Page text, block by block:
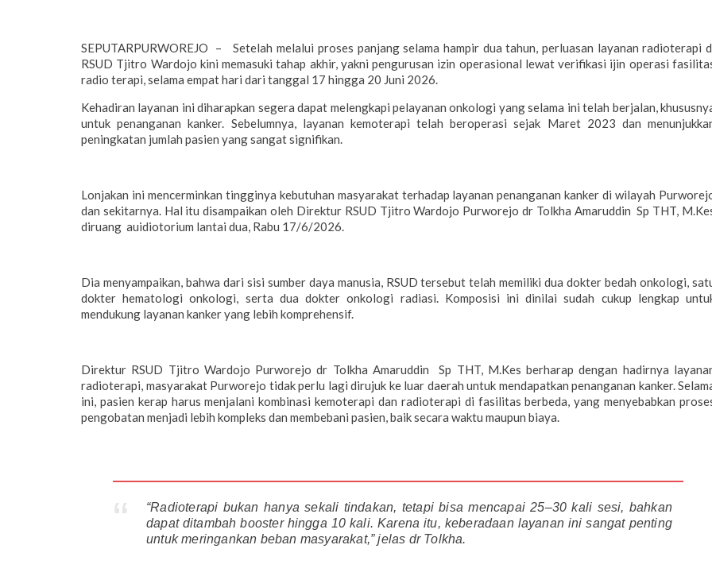
SEPUTARPURWOREJO – Setelah melalui proses panjang selama hampir dua tahun, perluasan layanan radioterapi
RSUD Tjitro Wardojo kini memasuki tahap akhir, yakni pengurusan izin operasional lewat verifikasi ijin operasi
radio terapi, selama empat hari dari tanggal 17 hingga 20 Juni 2026.
Kehadiran layanan ini diharapkan segera dapat melengkapi pelayanan onkologi yang selama ini telah berjalan,
untuk penanganan kanker. Sebelumnya, layanan kemoterapi telah beroperasi sejak Maret 2023 dan
peningkatan jumlah pasien yang sangat signifikan.
Lonjakan ini mencerminkan tingginya kebutuhan masyarakat terhadap layanan penanganan kanker di wilayah
dan sekitarnya. Hal itu disampaikan oleh Direktur RSUD Tjitro Wardojo Purworejo dr Tolkha Amaruddin Sp THT,
diruang auidiotorium lantai dua, Rabu 17/6/2026.
Dia menyampaikan, bahwa dari sisi sumber daya manusia, RSUD tersebut telah memiliki dua dokter bedah onkologi,
dokter hematologi onkologi, serta dua dokter onkologi radiasi. Komposisi ini dinilai sudah cukup lengkap
mendukung layanan kanker yang lebih komprehensif.
Direktur RSUD Tjitro Wardojo Purworejo dr Tolkha Amaruddin Sp THT, M.Kes berharap dengan hadirnya
radioterapi, masyarakat Purworejo tidak perlu lagi dirujuk ke luar daerah untuk mendapatkan penanganan kanker.
ini, pasien kerap harus menjalani kombinasi kemoterapi dan radioterapi di fasilitas berbeda, yang menyebabkan
pengobatan menjadi lebih kompleks dan membebani pasien, baik secara waktu maupun biaya.
“Radioterapi bukan hanya sekali tindakan, tetapi bisa mencapai 25–30 kali sesi, bahkan
dapat ditambah booster hingga 10 kali. Karena itu, keberadaan layanan ini sangat penting
untuk meringankan beban masyarakat,” jelas dr Tolkha.